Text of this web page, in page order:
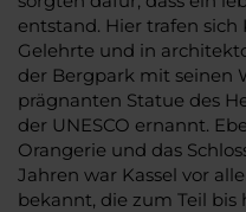
entstand. Hier trafen
Gelehrte und in
der Bergpark mit seinen
prägnanten Statue des
der UNESCO ernannt.
Orangerie und das
Jahren war Kassel vor
bekannt, die zum Teil bis